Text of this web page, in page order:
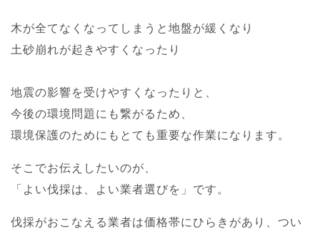
木が全てなくなってしまうと地盤が緩くなり
土砂崩れが起きやすくなったり
地震の影響を受けやすくなったりと、
今後の環境問題にも繋がるため、
環境保護のためにもとても重要な作業になります。
そこでお伝えしたいのが、
「よい伐採は、よい業者選びを」です。
伐採がおこなえる業者は価格帯にひらきがあり、つい